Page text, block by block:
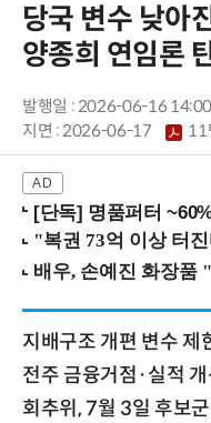
당국 변수 낮아
양종희 연임론
발행일 : 2026-06-16 14:00
지면 :2026-06-17 11
[단독] 명품퍼터 ~60%
지배구조 개편 변수
전주 금융거점·실적
회추위, 7월 3일 후보